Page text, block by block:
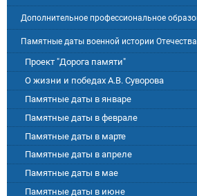
Дополнительное профессиональное
Памятные даты военной истории Отечества
Проект "Дорога памяти"
О жизни и победах А.В. Суворова
Памятные даты в январе
Памятные даты в феврале
Памятные даты в марте
Памятные даты в апреле
Памятные даты в мае
Памятные даты в июне